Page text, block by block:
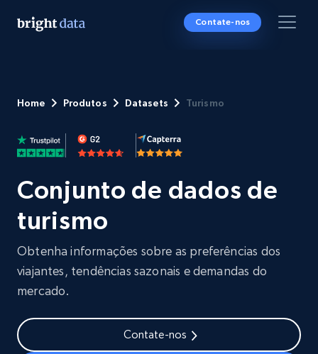
Contate-nos
Home Produtos Datasets Turismo
Conjunto de dados de
turismo
Obtenha informações sobre as preferências dos
viajantes, tendências sazonais e demandas do
mercado.
Contate-nos